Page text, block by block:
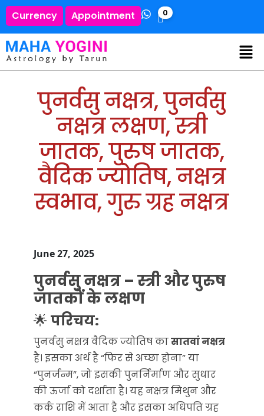
Currency Appointment 0
पुनर्वसु नक्षत्र, पुनर्वसु
नक्षत्र लक्षण, स्त्री
जातक, पुरुष जातक,
वैदिक ज्योतिष, नक्षत्र
स्वभाव, गुरु ग्रह नक्षत्र
June 27, 2025
पुनर्वसु नक्षत्र – स्त्री और पुरुष
जातकों के लक्षण
🌟 परिचय:
पुनर्वसु नक्षत्र वैदिक ज्योतिष कासातवां नक्षत्र
है। इसका अर्थ है “फिर से अच्छा होना” या
“पुनर्जन्म”, जो इसकी पुनर्निर्माण और सुधार
की ऊर्जा को दर्शाता है। यह नक्षत्र मिथुन और
कर्क राशि में आता है और इसका अधिपति ग्रह